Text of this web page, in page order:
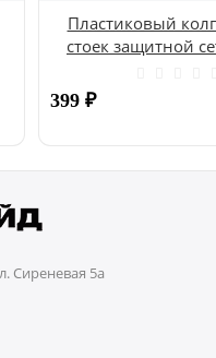
Пластиковый
стоек защитной
399 ₽
Сиреневая 5а